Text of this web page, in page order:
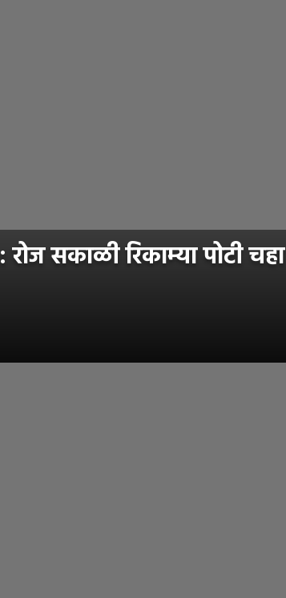
सकाळी रिकाम्या पोटी